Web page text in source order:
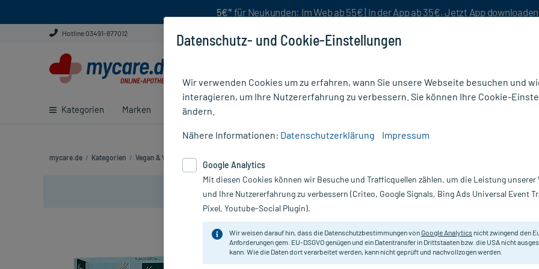
5€* für Neukunden: Im Web ab 55€ | In der App ab 35€. Jetzt App downloaden
Hotline 03491-877012
Kategorien Marken Ratgeber
mycare.de / Kategorien / Vegan & Vegetarisch
Nur für kurze Zeit:Gratis-Versand* ab 19€ Mindestbestellwert!
Erfahrungen &
Kneipp
Datenschutz- und Cookie-Einstellungen
Wir verwenden Cookies um zu erfahren, wann Sie unsere Webseite besuchen und
interagieren, um Ihre Nutzererfahrung zu verbessern. Sie können Ihre Cookie-
ändern.
Nähere Informationen: Datenschutzerklärung Impressum
Google Analytics
Mit diesen Cookies können wir Besuche und Trafficquellen zählen, um die Leistung unserer
und Ihre Nutzererfahrung zu verbessern (Criteo, Google Signals, Bing Ads Universal Event
Pixel, Youtube-Social Plugin).
Wir weisen darauf hin, dass die Datenschutzbestimmungen vonGoogle Analytics nicht zwingend den
Anforderungen gem. EU-DSGVO genügen und ein Datentransfer in Drittstaaten bzw. die USA nicht
kann. Wie die Daten dort verarbeitet werden, kann nicht geprüft und nachvollzogen werden.